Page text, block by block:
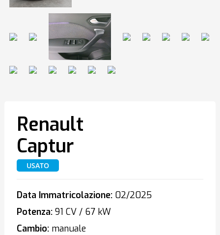
Renault
Captur
USATO
Data Immatricolazione:02/2025
Potenza:91 CV / 67 kW
Cambio:manuale